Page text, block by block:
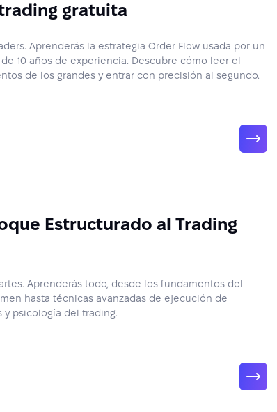
gratuita
Aprenderás la estrategia Order Flow usada por un
10 años de experiencia. Descubre cómo leer el
de los grandes y entrar con precisión al segundo.
Estructurado al Trading
Aprenderás todo, desde los fundamentos del
hasta técnicas avanzadas de ejecución de
y psicología del trading.